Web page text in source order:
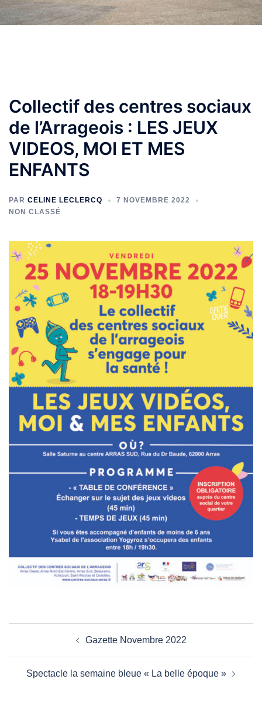
Collectif des centres sociaux
de l’Arrageois : LES JEUX
VIDEOS, MOI ET MES
ENFANTS
PAR CELINE LECLERCQ
7 NOVEMBRE 2022
NON CLASSÉ
Gazette Novembre 2022
Spectacle la semaine bleue « La belle époque »